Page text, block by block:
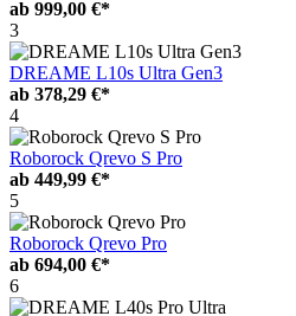
ab 999,00 €*
3
DREAME L10s Ultra Gen3
ab 378,29 €*
4
Roborock Qrevo S Pro
ab 449,99 €*
5
Roborock Qrevo Pro
ab 694,00 €*
6